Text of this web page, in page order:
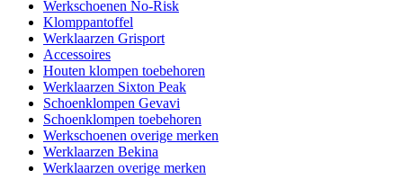
Werkschoenen No-Risk
Klomppantoffel
Werklaarzen Grisport
Accessoires
Houten klompen toebehoren
Werklaarzen Sixton Peak
Schoenklompen Gevavi
Schoenklompen toebehoren
Werkschoenen overige merken
Werklaarzen Bekina
Werklaarzen overige merken